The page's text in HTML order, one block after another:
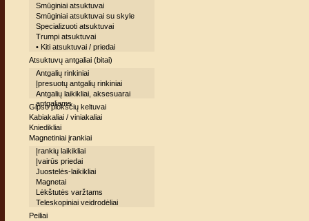
Smūginiai atsuktuvai
Smūginiai atsuktuvai su skyle
Specializuoti atsuktuvai
Trumpi atsuktuvai
• Kiti atsuktuvai / priedai
Atsuktuvų antgaliai (bitai)
Antgalių rinkiniai
Įpresuotų antgalių rinkiniai
Antgalių laikikliai, aksesuarai
antgaliams
Gipso plokščių keltuvai
Kabiakaliai / viniakaliai
Kniedikliai
Magnetiniai įrankiai
Įrankių laikikliai
Įvairūs priedai
Juostelės-laikikliai
Magnetai
Lėkštutės varžtams
Teleskopiniai veidrodėliai
Peiliai